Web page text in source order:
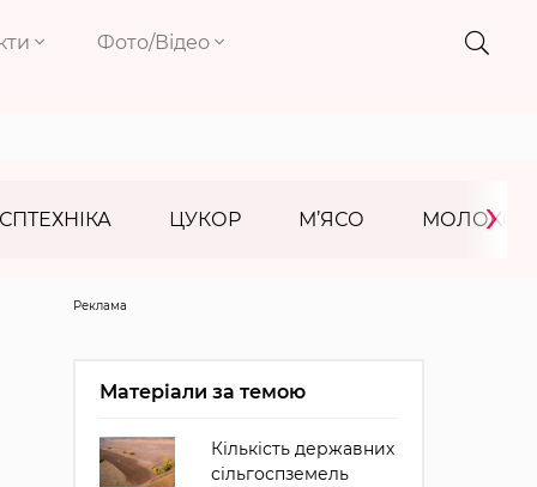
Фото/Відео
ЦУКОР М’ЯСО МОЛОКО
›
Реклама
Матеріали за темою
Кількість державних
сільгоспземель